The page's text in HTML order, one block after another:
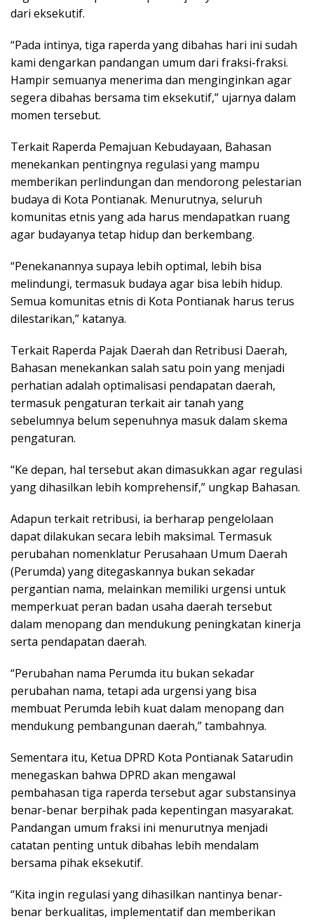
dari eksekutif.
“Pada intinya, tiga raperda yang dibahas hari ini sudah
kami dengarkan pandangan umum dari fraksi-fraksi.
Hampir semuanya menerima dan menginginkan agar
segera dibahas bersama tim eksekutif,” ujarnya dalam
momen tersebut.
Terkait Raperda Pemajuan Kebudayaan, Bahasan
menekankan pentingnya regulasi yang mampu
memberikan perlindungan dan mendorong pelestarian
budaya di Kota Pontianak. Menurutnya, seluruh
komunitas etnis yang ada harus mendapatkan ruang
agar budayanya tetap hidup dan berkembang.
“Penekanannya supaya lebih optimal, lebih bisa
melindungi, termasuk budaya agar bisa lebih hidup.
Semua komunitas etnis di Kota Pontianak harus terus
dilestarikan,” katanya.
Terkait Raperda Pajak Daerah dan Retribusi Daerah,
Bahasan menekankan salah satu poin yang menjadi
perhatian adalah optimalisasi pendapatan daerah,
termasuk pengaturan terkait air tanah yang
sebelumnya belum sepenuhnya masuk dalam skema
pengaturan.
“Ke depan, hal tersebut akan dimasukkan agar regulasi
yang dihasilkan lebih komprehensif,” ungkap Bahasan.
Adapun terkait retribusi, ia berharap pengelolaan
dapat dilakukan secara lebih maksimal. Termasuk
perubahan nomenklatur Perusahaan Umum Daerah
(Perumda) yang ditegaskannya bukan sekadar
pergantian nama, melainkan memiliki urgensi untuk
memperkuat peran badan usaha daerah tersebut
dalam menopang dan mendukung peningkatan kinerja
serta pendapatan daerah.
“Perubahan nama Perumda itu bukan sekadar
perubahan nama, tetapi ada urgensi yang bisa
membuat Perumda lebih kuat dalam menopang dan
mendukung pembangunan daerah,” tambahnya.
Sementara itu, Ketua DPRD Kota Pontianak Satarudin
menegaskan bahwa DPRD akan mengawal
pembahasan tiga raperda tersebut agar substansinya
benar-benar berpihak pada kepentingan masyarakat.
Pandangan umum fraksi ini menurutnya menjadi
catatan penting untuk dibahas lebih mendalam
bersama pihak eksekutif.
“Kita ingin regulasi yang dihasilkan nantinya benar-
benar berkualitas, implementatif dan memberikan